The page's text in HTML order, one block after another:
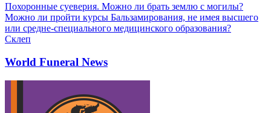
Похоронные суеверия. Можно ли брать землю с могилы?
Можно ли пройти курсы Бальзамирования, не имея высшего
или средне-специального медицинского образования?
Склеп
World Funeral News